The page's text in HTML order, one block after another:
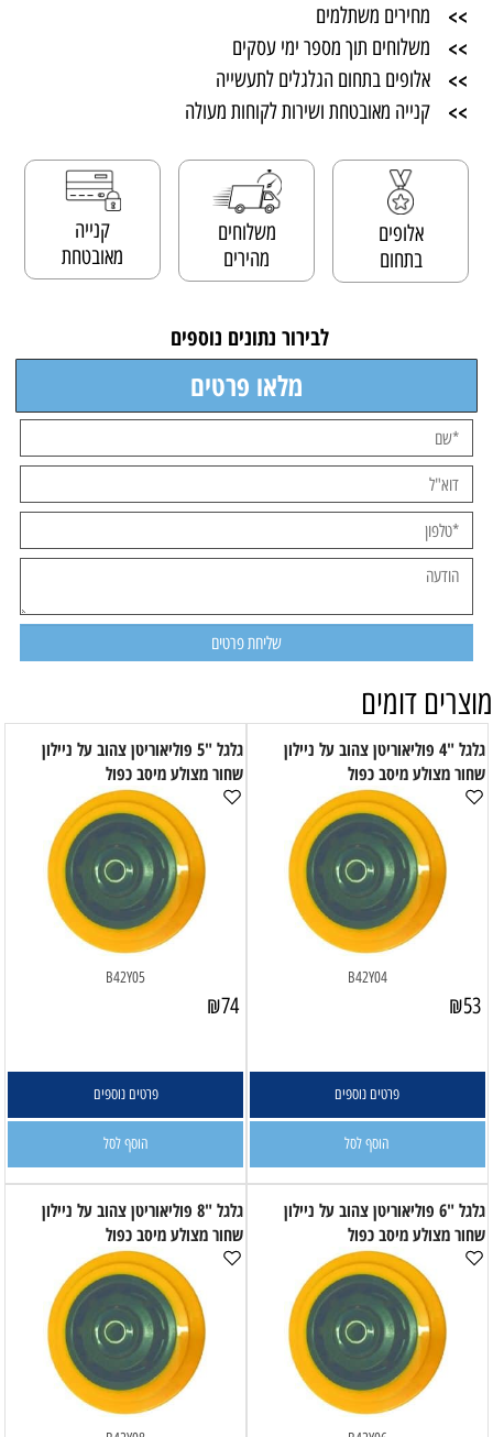
>> מחירים משתלמים
>> משלוחים תוך מספר ימי עסקים
>> אלופים בתחום הגלגלים לתעשייה
>> קנייה מאובטחת ושירות לקוחות מעולה
אלופים
בתחום
משלוחים
מהירים
קנייה
מאובטחת
לבירור נתונים נוספים
מלאו פרטים
מוצרים דומים
גלגל "4 פוליאוריטן צהוב על ניילון
שחור מצולע מיסב כפול
B42Y04
₪53
פרטים נוספים
הוסף לסל
גלגל "5 פוליאוריטן צהוב על ניילון
שחור מצולע מיסב כפול
B42Y05
₪74
פרטים נוספים
הוסף לסל
גלגל "6 פוליאוריטן צהוב על ניילון
שחור מצולע מיסב כפול
גלגל "8 פוליאוריטן צהוב על ניילון
שחור מצולע מיסב כפול